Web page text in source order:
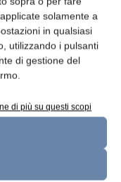
solamente a
in qualsiasi
utilizzando i pulsanti
di gestione del
di più su questi scopi
dell’ultima
lattosio
formaggio